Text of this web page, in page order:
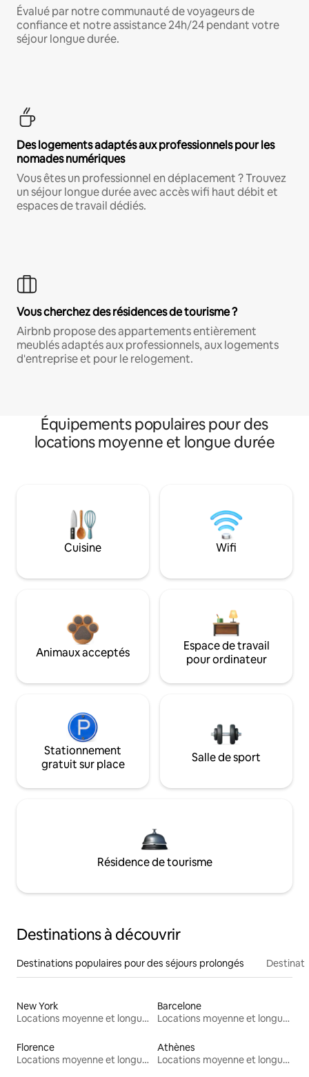
Évalué par notre communauté de voyageurs de
confiance et notre assistance 24h/24 pendant votre
séjour longue durée.
Des logements adaptés aux professionnels pour les
nomades numériques
Vous êtes un professionnel en déplacement ? Trouvez
un séjour longue durée avec accès wifi haut débit et
espaces de travail dédiés.
Vous cherchez des résidences de tourisme ?
Airbnb propose des appartements entièrement
meublés adaptés aux professionnels, aux logements
d'entreprise et pour le relogement.
Équipements populaires pour des
locations moyenne et longue durée
Cuisine Wifi
Animaux acceptés
Espace de travail
pour ordinateur
Stationnement
gratuit sur place
Salle de sport
Résidence de tourisme
Destinations à découvrir
Destinations populaires pour des séjours prolongés
New York
Locations moyenne et longue durée
Barcelone
Locations moyenne et longue durée
Florence
Locations moyenne et longue durée
Athènes
Locations moyenne et longue durée